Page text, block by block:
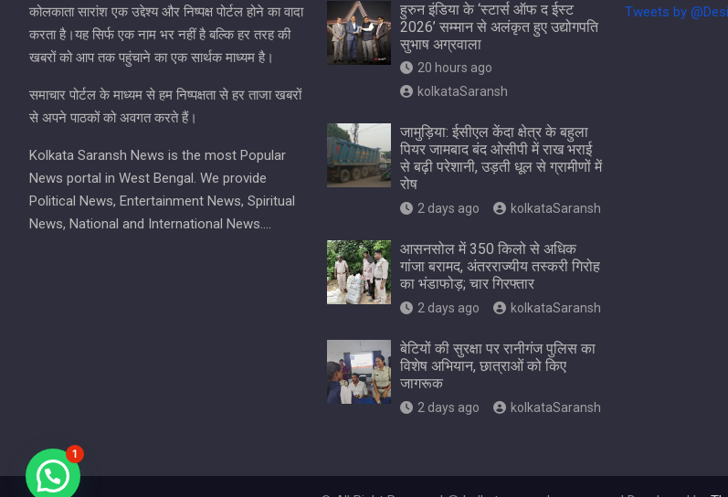
कोलकाता सारांश एक उद्देश्य और निष्पक्ष पोर्टल होने का वादा
करता है।यह सिर्फ एक नाम भर नहीं है बल्कि हर तरह की
खबरों को आप तक पहुंचाने का एक सार्थक माध्यम है।
समाचार पोर्टल के माध्यम से हम निष्पक्षता से हर ताजा खबरों
से अपने पाठकों को अवगत करते हैं।
Kolkata Saransh News is the most Popular
News portal in West Bengal. We provide
Political News, Entertainment News, Spiritual
News, National and International News….
हुरुन इंडिया के ‘स्टार्स ऑफ द ईस्ट
2026’ सम्मान से अलंकृत हुए उद्योगपति
सुभाष अग्रवाला
20 hours ago
kolkataSaransh
जामुड़िया: ईसीएल केंदा क्षेत्र के बहुला
पियर जामबाद बंद ओसीपी में राख भराई
से बढ़ी परेशानी, उड़ती धूल से ग्रामीणों में
रोष
2 days ago kolkataSaransh
आसनसोल में 350 किलो से अधिक
गांजा बरामद, अंतरराज्यीय तस्करी गिरोह
का भंडाफोड़; चार गिरफ्तार
2 days ago kolkataSaransh
बेटियों की सुरक्षा पर रानीगंज पुलिस का
विशेष अभियान, छात्राओं को किए
जागरूक
2 days ago kolkataSaransh
Tweets by
1